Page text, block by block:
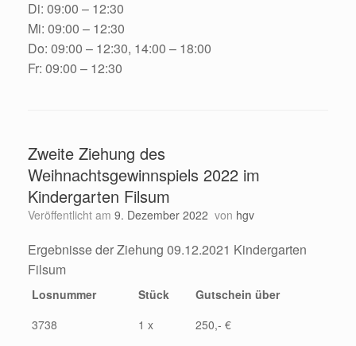
Di: 09:00 – 12:30
Mi: 09:00 – 12:30
Do: 09:00 – 12:30, 14:00 – 18:00
Fr: 09:00 – 12:30
Zweite Ziehung des
Weihnachtsgewinnspiels 2022 im
Kindergarten Filsum
Veröffentlicht am 9. Dezember 2022 von hgv
Ergebnisse der Ziehung 09.12.2021 Kindergarten
Filsum
Losnummer Stück
Gutschein über
3738
1 x
250,- €